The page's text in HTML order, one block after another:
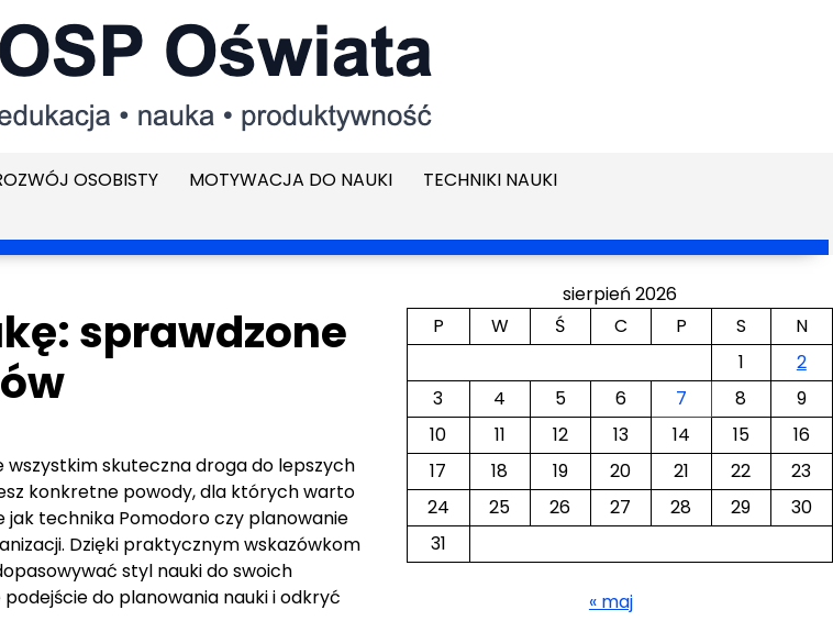
OSOBISTY MOTYWACJA DO NAUKI TECHNIKI NAUKI
sprawdzone
skuteczna droga do lepszych
konkretne powody, dla których warto
technika Pomodoro czy planowanie
Dzięki praktycznym wskazówkom
styl nauki do swoich
do planowania nauki i odkryć
sierpień 2026
P
W Ś C P S
N
1
2
3
4 5 6 7 8
9
10
11 12 13 14 15
16
17
18 19 20 21 22
23
24
25 26 27 28 29
30
31
« maj